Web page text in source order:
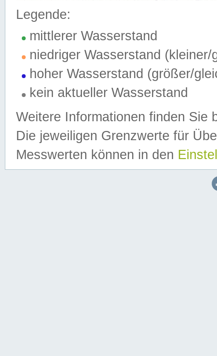
Legende:
mittlerer Wasserstand
niedriger Wasserstand (kleiner/
hoher Wasserstand (größer/
kein aktueller Wasserstand
Weitere Informationen finden Sie
Die jeweiligen Grenzwerte für
Messwerten können in den